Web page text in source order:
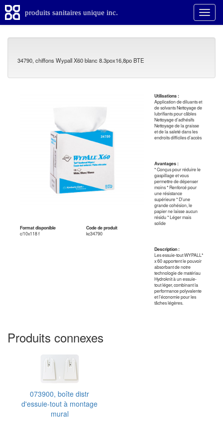
produits sanitaires unique inc.
34790, chiffons Wypall X60 blanc 8.3pox16,8po BTE
Format disponible
Code de produit
c/10x118 f
kc34790
Utilisations :
Application de diluants et
de solvants Nettoyage de
lubrifiants pour câbles
Nettoyage d’adhésifs
Nettoyage de la graisse
et de la saleté dans les
endroits difficiles d’accès
Avantages :
* Conçus pour réduire le
gaspillage et vous
permettre de dépenser
moins * Renforcé pour
une résistance
supérieure * D'une
grande cohésion, le
papier ne laisse aucun
résidu * Léger mais
solide
Description :
Les essuie-tout WYPALL*
x 60 apportent le pouvoir
absorbant de notre
technologie de matériau
Hydroknit à un essuie-
tout léger, combinant la
performance polyvalente
et l'économie pour les
tâches légères.
Produits connexes
073900, boîte distr
d'essuie-tout à montage
mural